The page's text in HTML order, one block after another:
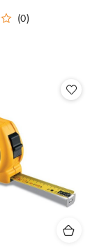
(0)